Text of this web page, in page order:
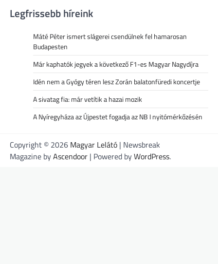
Legfrissebb híreink
Máté Péter ismert slágerei csendülnek fel hamarosan
Budapesten
Már kaphatók jegyek a következő F1-es Magyar Nagydíjra
Idén nem a Gyógy téren lesz Zorán balatonfüredi koncertje
A sivatag fia: már vetítik a hazai mozik
A Nyíregyháza az Újpestet fogadja az NB I nyitómérkőzésén
Copyright © 2026 Magyar Lelátó | Newsbreak
Magazine byAscendoor | Powered byWordPress.